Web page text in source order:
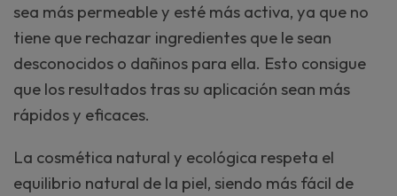
sea más permeable y esté más activa, ya que no
tiene que rechazar ingredientes que le sean
desconocidos o dañinos para ella. Esto consigue
que los resultados tras su aplicación sean más
rápidos y eficaces.
La cosmética natural y ecológica respeta el
equilibrio natural de la piel, siendo más fácil de